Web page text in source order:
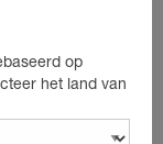
op
het land van